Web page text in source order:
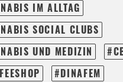
IM ALLTAG
SOCIAL CLUBS
UND MEDIZIN
DINAFEM